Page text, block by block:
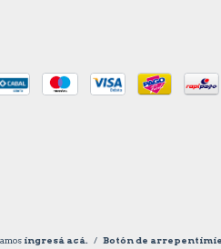
ingresá acá. / Botón de